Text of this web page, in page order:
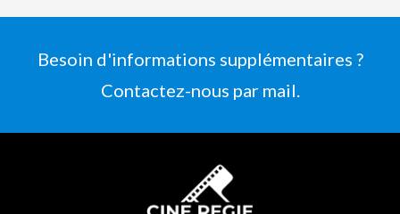
Besoin d'informations supplémentaires ?
Contactez-nous par mail.